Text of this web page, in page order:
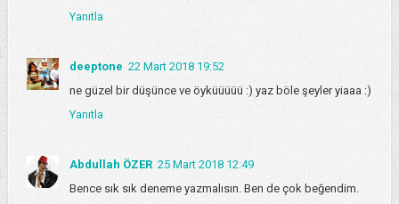
Yanıtla
deeptone 22 Mart 2018 19:52
ne güzel bir düşünce ve öyküüüüü :) yaz böle şeyler yiaaa :)
Yanıtla
Abdullah ÖZER 25 Mart 2018 12:49
Bence sık sık deneme yazmalısın. Ben de çok beğendim.